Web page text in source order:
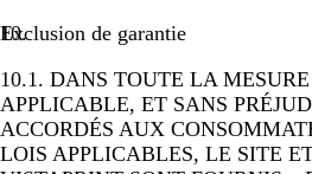
Exclusion de garantie
10.1. DANS TOUTE LA
APPLICABLE, ET SANS
ACCORDÉS AUX
LOIS APPLICABLES, LE SITE